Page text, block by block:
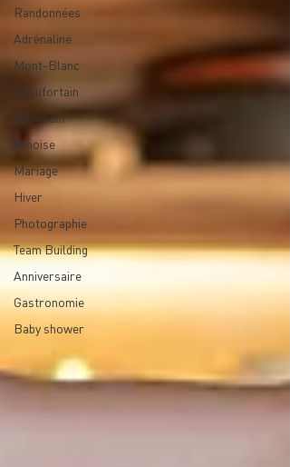
Randonnées
Adrénaline
Mont-Blanc
Beaufortain
Hammam
Vanoise
Mariage
Hiver
Photographie
Team Building
Anniversaire
Gastronomie
Baby shower